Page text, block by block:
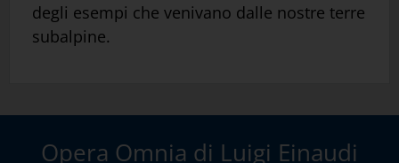
degli esempi che venivano dalle nostre terre
subalpine.
Opera Omnia di Luigi Einaudi